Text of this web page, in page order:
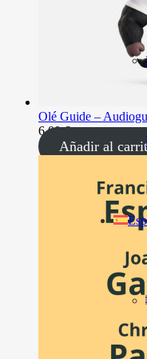
Olé Guide –
6,00€
Añadir al